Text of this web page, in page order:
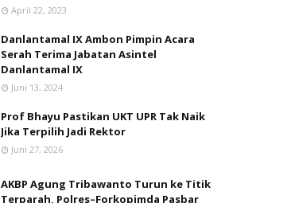
April 22, 2023
Danlantamal IX Ambon Pimpin Acara
Serah Terima Jabatan Asintel
Danlantamal IX
Juni 13, 2024
Prof Bhayu Pastikan UKT UPR Tak Naik
Jika Terpilih Jadi Rektor
Juni 27, 2026
AKBP Agung Tribawanto Turun ke Titik
Terparah, Polres–Forkopimda Pasbar